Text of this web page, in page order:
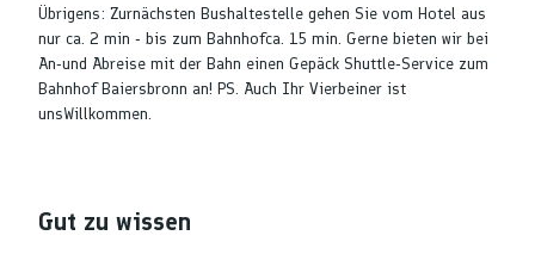
Übrigens: Zurnächsten Bushaltestelle gehen Sie vom Hotel aus
nur ca. 2 min - bis zum Bahnhofca. 15 min. Gerne bieten wir bei
An-und Abreise mit der Bahn einen Gepäck Shuttle-Service zum
Bahnhof Baiersbronn an! PS. Auch Ihr Vierbeiner ist
unsWillkommen.
Gut zu wissen